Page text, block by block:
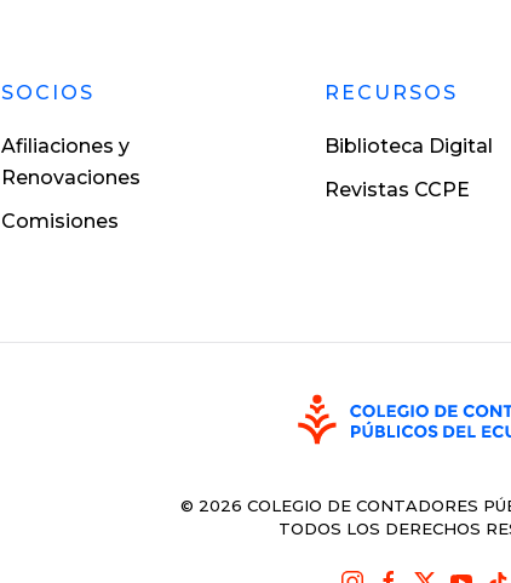
SOCIOS
Afiliaciones y
Renovaciones
Comisiones
RECURSOS
Biblioteca Digital
Revistas CCPE
© 2026 COLEGIO DE CONTADORES
TODOS LOS DERECHOS